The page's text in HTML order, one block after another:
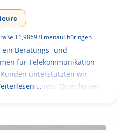
11,98693IlmenauThüringen
ein Beratungs- und
für Telekommunikation
unterstützten wir
und Business-Querdenken
…